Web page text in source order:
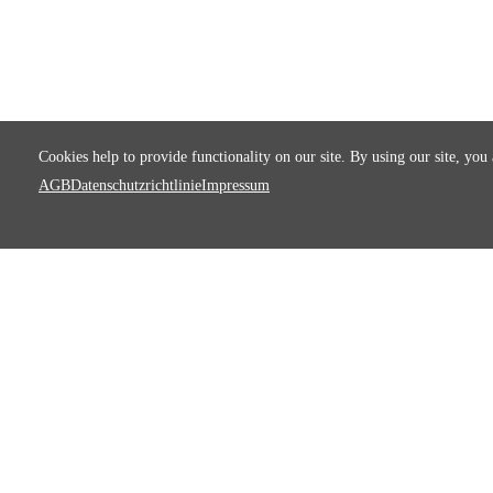
Cookies help to provide functionality on our site. By using our site, you
AGBDatenschutzrichtlinieImpressum